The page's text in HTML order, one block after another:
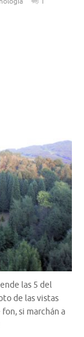
las 5 del
de las vistas
si marchán a